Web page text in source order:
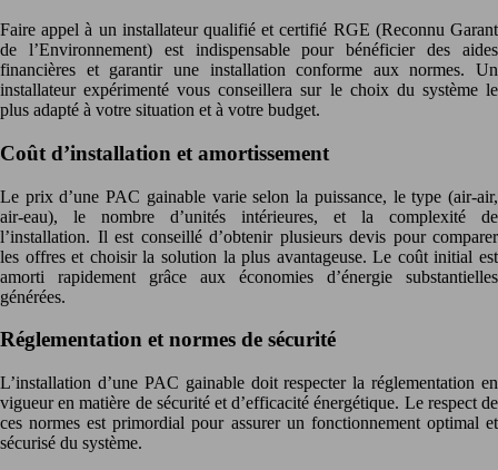
Faire appel à un installateur qualifié et certifié RGE (Reconnu Garant
de l’Environnement) est indispensable pour bénéficier des aides
financières et garantir une installation conforme aux normes. Un
installateur expérimenté vous conseillera sur le choix du système le
plus adapté à votre situation et à votre budget.
Coût d’installation et amortissement
Le prix d’une PAC gainable varie selon la puissance, le type (air-air,
air-eau), le nombre d’unités intérieures, et la complexité de
l’installation. Il est conseillé d’obtenir plusieurs devis pour comparer
les offres et choisir la solution la plus avantageuse. Le coût initial est
amorti rapidement grâce aux économies d’énergie substantielles
générées.
Réglementation et normes de sécurité
L’installation d’une PAC gainable doit respecter la réglementation en
vigueur en matière de sécurité et d’efficacité énergétique. Le respect de
ces normes est primordial pour assurer un fonctionnement optimal et
sécurisé du système.